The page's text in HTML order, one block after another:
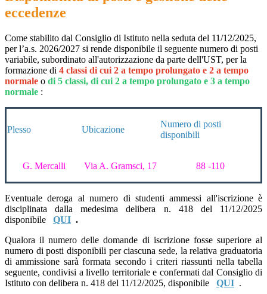
eccedenze
Come stabilito dal Consiglio di Istituto nella seduta del 11/12/2025,
per l’a.s. 2026/2027 si rende disponibile il seguente numero di posti
variabile, subordinato all'autorizzazione da parte dell'UST, per la
formazione di 4 classi di cui 2 a tempo prolungato e 2 a tempo
normale o di 5 classi, di cui 2 a tempo prolungato e 3 a tempo
normale :
Plesso Ubicazione
Numero di posti
disponibili
G. Mercalli Via A. Gramsci, 17 88 -110
Eventuale deroga al numero di studenti ammessi all'iscrizione è
disciplinata dalla medesima delibera n. 418 del 11/12/2025
disponibile QUI .
Qualora il numero delle domande di iscrizione fosse superiore al
numero di posti disponibili per ciascuna sede, la relativa graduatoria
di ammissione sarà formata secondo i criteri riassunti nella tabella
seguente, condivisi a livello territoriale e confermati dal Consiglio di
Istituto con delibera n. 418 del 11/12/2025, disponibile QUI .